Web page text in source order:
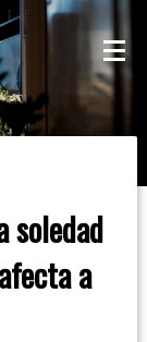
soledad
a